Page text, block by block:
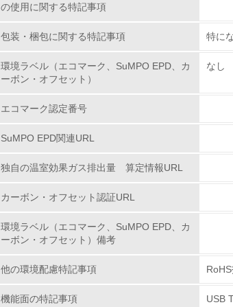
<L2> 購入している製品・サービ
非該当（包装・物流を必要とする
15. <L1> 環境負荷ができるだけ小さい
16. <L2> 環境負荷ができるだけ小さい
の使用に関する特記事項
包装・梱包に関する特記事項 特に
環境ラベル（エコマーク、SuMPO EPD、カ
ーボン・オフセット）
なし
エコマーク認定番号
SuMPO EPD関連URL
独自の温室効果ガス排出量 算定情報URL
カーボン・オフセット認証URL
環境ラベル（エコマーク、SuMPO EPD、カ
ーボン・オフセット）備考
他の環境配慮特記事項
機能面の特記事項 USB